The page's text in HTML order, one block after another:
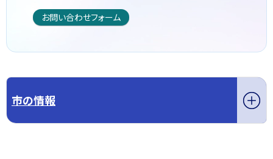
お問い合わせフォーム
市の情報